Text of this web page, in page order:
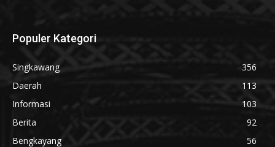
Populer Kategori
Singkawang
356
Daerah
113
Informasi
103
Berita
92
Bengkayang
56